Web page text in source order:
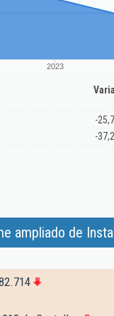
2023
-
-
ampliado de